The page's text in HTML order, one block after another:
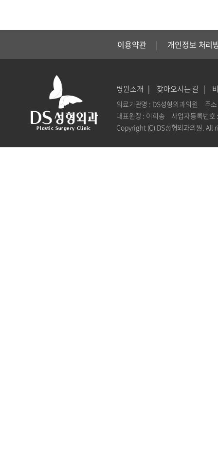
이용약관 개인정보 처리
병원소개 찾아오시는 길
의료기관명 : DS성형외과의원
주
대표원장 : 이희송
사업자등록번호
Copyright (C) DS성형외과의원. All